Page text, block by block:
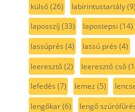
külső(26) labirintustartály(9)
laposszíj (33) lapostepsi (14)
lassúprés (4) lassú prés (4)
leeresztő(2) leeresztő cső
lefedés (7) lemez (5)
lengőkar(6) lengő